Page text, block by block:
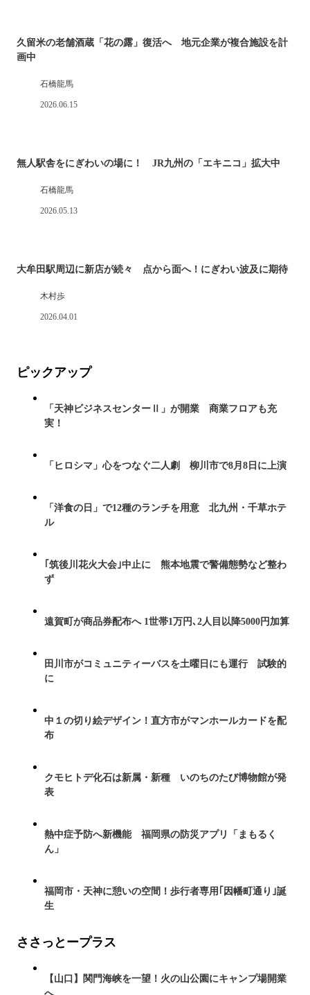
久留米の老舗酒蔵「花の露」復活へ 地元企業が複合施設を計
画中
石橋龍馬
2026.06.15
無人駅舎をにぎわいの場に！ JR九州の「エキニコ」拡大中
石橋龍馬
2026.05.13
大牟田駅周辺に新店が続々 点から面へ！にぎわい波及に期待
木村歩
2026.04.01
ピックアップ
「天神ビジネスセンターⅡ」が開業 商業フロアも充
実！
「ヒロシマ」心をつなぐ二人劇 柳川市で8月8日に上演
「洋食の日」で12種のランチを用意 北九州・千草ホテ
ル
｢筑後川花火大会｣中止に 熊本地震で警備態勢など整わ
ず
遠賀町が商品券配布へ 1世帯1万円､2人目以降5000円加算
田川市がコミュニティーバスを土曜日にも運行 試験的
に
中１の切り絵デザイン！直方市がマンホールカードを配
布
クモヒトデ化石は新属・新種 いのちのたび博物館が発
表
熱中症予防へ新機能 福岡県の防災アプリ「まもるく
ん」
福岡市・天神に憩いの空間！歩行者専用｢因幡町通り｣誕
生
ささっとープラス
【山口】関門海峡を一望！火の山公園にキャンプ場開業